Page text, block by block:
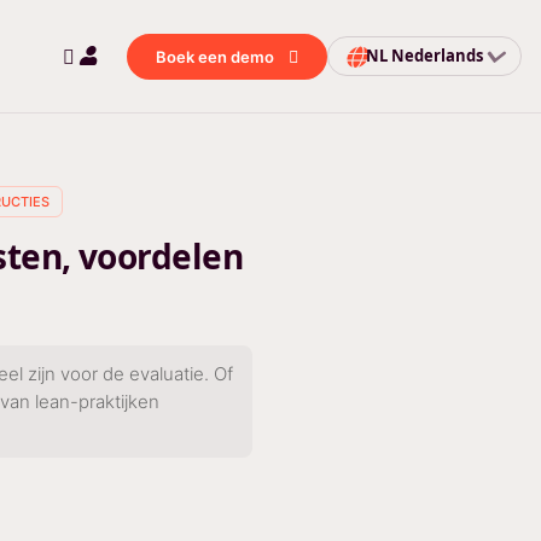
Boek een demo NL Nederlands
voordelen
zijn voor de evaluatie. Of
lean-praktijken